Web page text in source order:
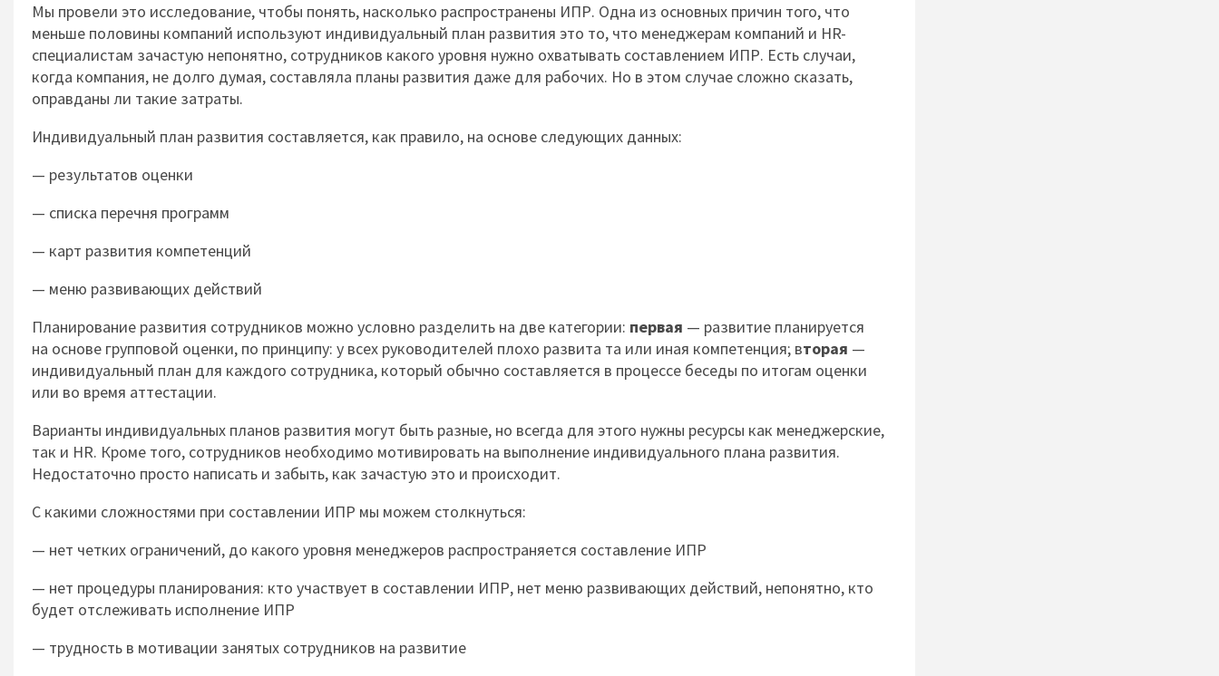
Мы провели это исследование, чтобы понять, насколько распространены ИПР. Одна из основных причин того, что
меньше половины компаний используют индивидуальный план развития это то, что менеджерам компаний и HR-
специалистам зачастую непонятно, сотрудников какого уровня нужно охватывать составлением ИПР. Есть случаи,
когда компания, не долго думая, составляла планы развития даже для рабочих. Но в этом случае сложно сказать,
оправданы ли такие затраты.
Индивидуальный план развития составляется, как правило, на основе следующих данных:
— результатов оценки
— списка перечня программ
— карт развития компетенций
— меню развивающих действий
Планирование развития сотрудников можно условно разделить на две категории: первая — развитие планируется
на основе групповой оценки, по принципу: у всех руководителей плохо развита та или иная компетенция; вторая —
индивидуальный план для каждого сотрудника, который обычно составляется в процессе беседы по итогам оценки
или во время аттестации.
Варианты индивидуальных планов развития могут быть разные, но всегда для этого нужны ресурсы как менеджерские,
так и HR. Кроме того, сотрудников необходимо мотивировать на выполнение индивидуального плана развития.
Недостаточно просто написать и забыть, как зачастую это и происходит.
С какими сложностями при составлении ИПР мы можем столкнуться:
— нет четких ограничений, до какого уровня менеджеров распространяется составление ИПР
— нет процедуры планирования: кто участвует в составлении ИПР, нет меню развивающих действий, непонятно, кто
будет отслеживать исполнение ИПР
— трудность в мотивации занятых сотрудников на развитие